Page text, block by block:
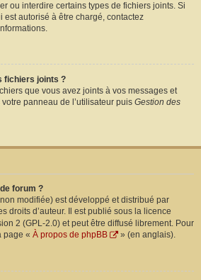
ou interdire certains types de fichiers joints. Si
est autorisé à être chargé, contactez
fichiers joints ?
que vous avez joints à vos messages et
panneau de l’utilisateur puis Gestion des
forum ?
modifiée) est développé et distribué par
droits d’auteur. Il est publié sous la licence
2 (GPL-2.0) et peut être diffusé librement. Pour
page « À propos de phpBB » (en anglais).